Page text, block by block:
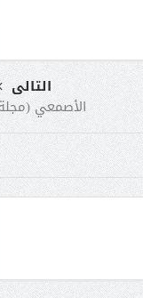
التالى
الأصمعي